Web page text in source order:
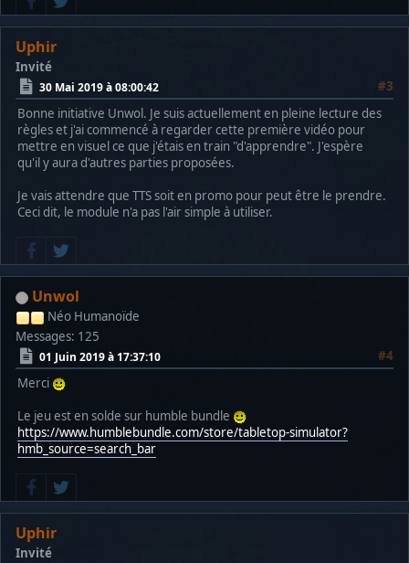
Uphir
Invité
30 Mai 2019 à 08:00:42
#3
Bonne initiative Unwol. Je suis actuellement en pleine lecture des
règles et j'ai commencé à regarder cette première vidéo pour
mettre en visuel ce que j'étais en train "d'apprendre". J'espère
qu'il y aura d'autres parties proposées.
Je vais attendre que TTS soit en promo pour peut être le prendre.
Ceci dit, le module n'a pas l'air simple à utiliser.
Unwol
Néo Humanoïde
Messages: 125
01 Juin 2019 à 17:37:10
#4
Merci
Le jeu est en solde sur humble bundle
https://www.humblebundle.com/store/tabletop-simulator?
hmb_source=search_bar
Uphir
Invité